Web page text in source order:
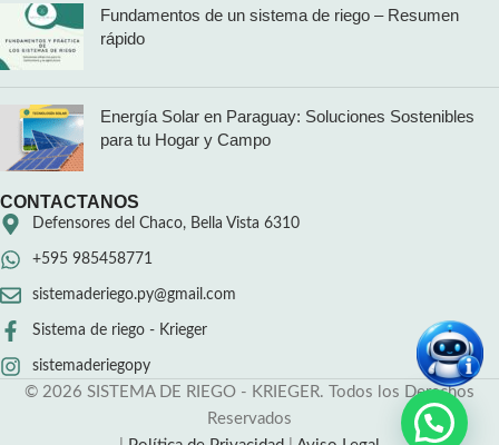
Fundamentos de un sistema de riego – Resumen
rápido
Energía Solar en Paraguay: Soluciones Sostenibles
para tu Hogar y Campo
CONTACTANOS
Defensores del Chaco, Bella Vista 6310
+595 985458771
sistemaderiego.py@gmail.com
Sistema de riego - Krieger
sistemaderiegopy
© 2026 SISTEMA DE RIEGO - KRIEGER. Todos los Derechos
Reservados